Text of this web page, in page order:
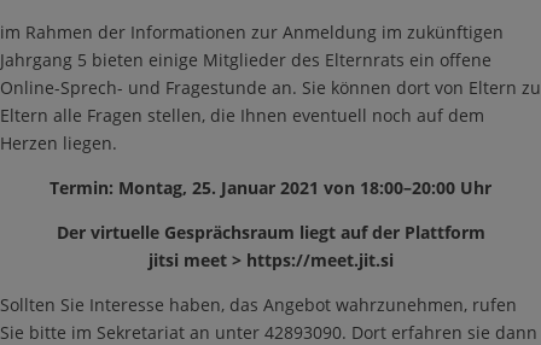
im Rahmen der Informationen zur Anmeldung im zukünftigen
Jahrgang 5 bieten einige Mitglieder des Elternrats ein offene
Online-Sprech- und Fragestunde an. Sie können dort von Eltern zu
Eltern alle Fragen stellen, die Ihnen eventuell noch auf dem
Herzen liegen.
Termin: Montag, 25. Januar 2021 von 18:00–20:00 Uhr
Der virtuelle Gesprächsraum liegt auf der Plattform
jitsi meet > https://meet.jit.si
Sollten Sie Interesse haben, das Angebot wahrzunehmen, rufen
Sie bitte im Sekretariat an unter 42893090. Dort erfahren sie dann